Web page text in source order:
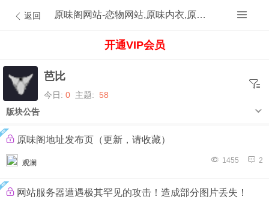
返回 原味阁网站-恋物网站,原味内衣,原味内裤,原味丝袜,原味内内,原味MM,原味原创的原味论坛
开通VIP会员
芭比
今日: 0 主题: 58
版块公告
原味阁地址发布页（更新，请收藏）
观澜 1455 2
网站服务器遭遇极其罕见的攻击！造成部分图片丢失！